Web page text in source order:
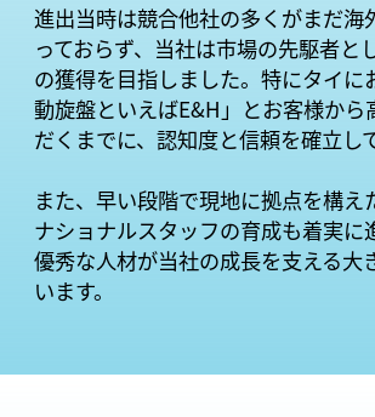
進出当時は競合他社の多くがまだ海
っておらず、当社は市場の先駆者と
の獲得を目指しました。特にタイに
動旋盤といえばE&H」とお客様から
だくまでに、認知度と信頼を確立し
また、早い段階で現地に拠点を構え
ナショナルスタッフの育成も着実に
優秀な人材が当社の成長を支える大
います。